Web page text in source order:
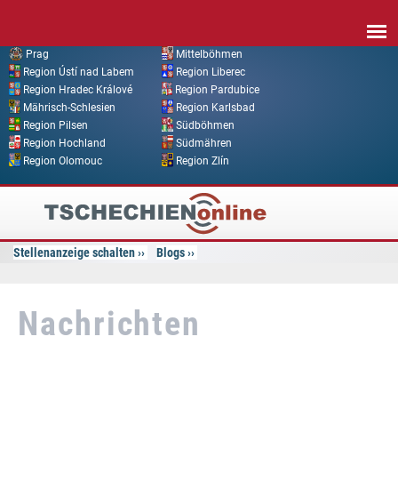
Prag
Mittelböhmen
Region Ústí nad Labem
Region Liberec
Region Hradec Králové
Region Pardubice
Mährisch-Schlesien
Region Karlsbad
Region Pilsen
Südböhmen
Region Hochland
Südmähren
Region Olomouc
Region Zlín
Tschechien
Online
Stellenanzeige schalten Blogs
Nachrichten